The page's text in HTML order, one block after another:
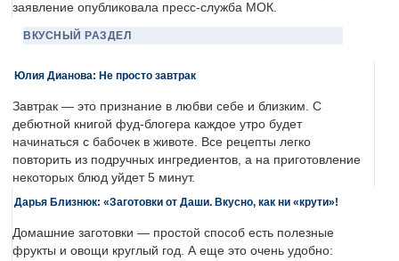
заявление опубликовала пресс-служба МОК.
ВКУСНЫЙ РАЗДЕЛ
Юлия Дианова: Не просто завтрак
Завтрак — это признание в любви себе и близким. С
дебютной книгой фуд-блогера каждое утро будет
начинаться с бабочек в животе. Все рецепты легко
повторить из подручных ингредиентов, а на приготовление
некоторых блюд уйдет 5 минут.
Дарья Близнюк: «Заготовки от Даши. Вкусно, как ни «крути»!
Домашние заготовки — простой способ есть полезные
фрукты и овощи круглый год. А еще это очень удобно: